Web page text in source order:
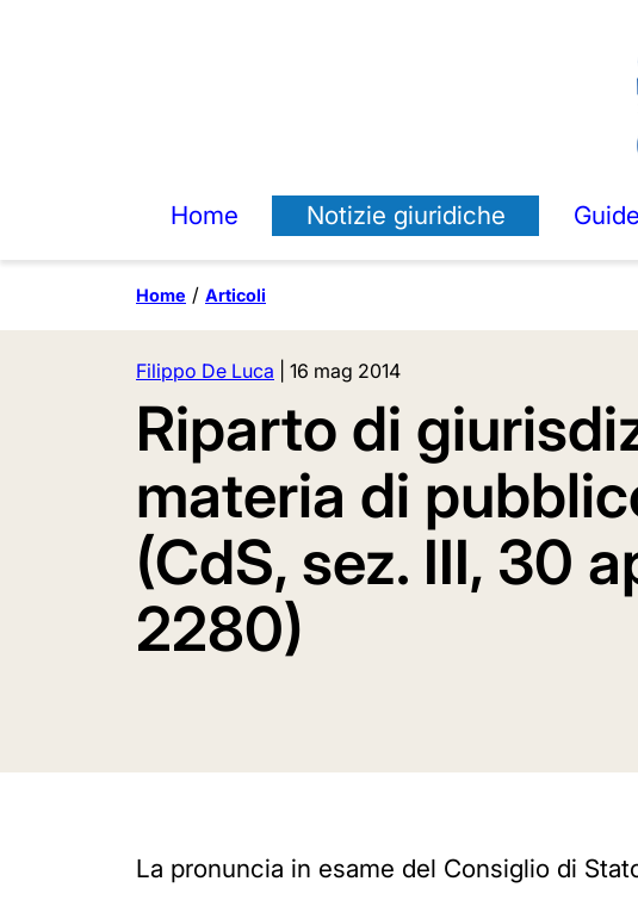
Home Notizie giuridiche
Home Articoli
Filippo De Luca 16 mag 2014
Riparto di
materia di
(CdS, sez. III, 30
2280)
La pronuncia in esame del Consiglio di